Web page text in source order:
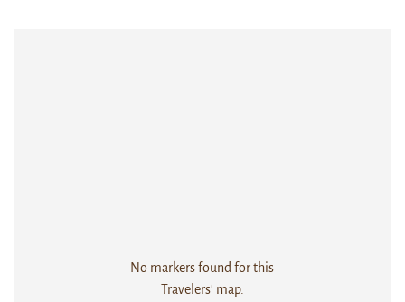
No markers found for this
Travelers' map.